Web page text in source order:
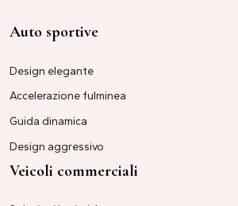
Auto sportive
Design elegante
Accelerazione fulminea
Guida dinamica
Design aggressivo
Veicoli commerciali